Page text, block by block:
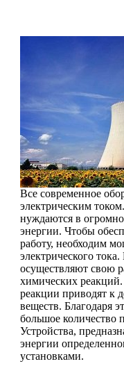
Все современное
электрическим
нуждаются в
энергии. Чтобы
работу, необходим
электрического
осуществляют свою
химических
реакции приводят к
веществ. Благодаря
большое количество
Устройства,
энергии
установками.